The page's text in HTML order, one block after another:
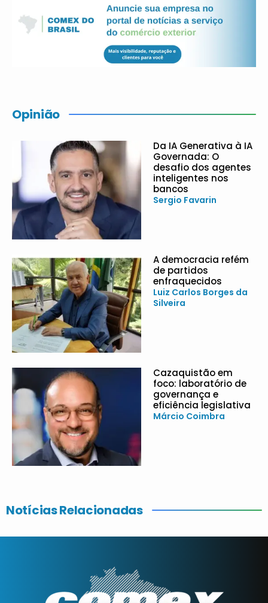
Opinião
Da IA Generativa à IA
Governada: O
desafio dos agentes
inteligentes nos
bancos
Sergio Favarin
A democracia refém
de partidos
enfraquecidos
Luiz Carlos Borges da
Silveira
Cazaquistão em
foco: laboratório de
governança e
eficiência legislativa
Márcio Coimbra
Notícias Relacionadas